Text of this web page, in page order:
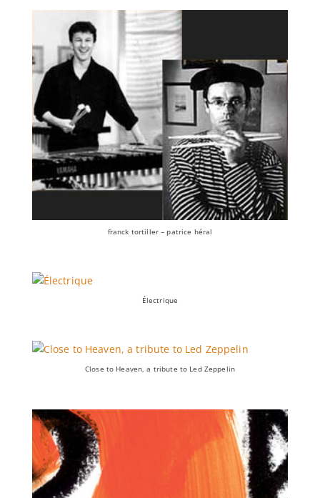
franck tortiller – patrice héral
Électrique
Close to Heaven, a tribute to Led Zeppelin